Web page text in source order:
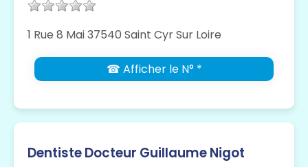
1 Rue 8 Mai 37540 Saint Cyr Sur Loire
☎ Afficher le N° *
Dentiste Docteur Guillaume Nigot